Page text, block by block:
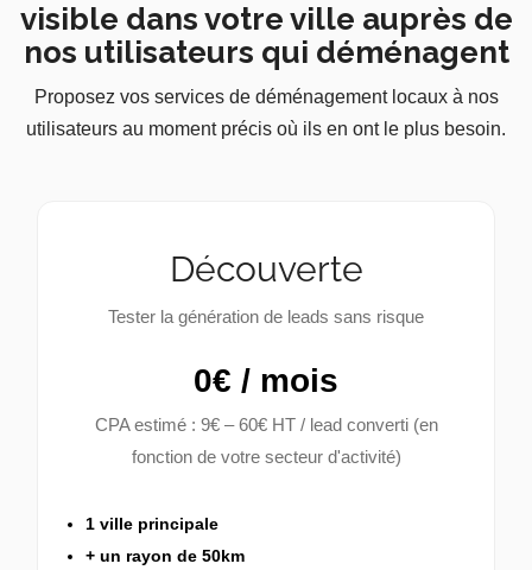
visible dans votre ville auprès de
nos utilisateurs qui déménagent
Proposez vos services de déménagement locaux à nos
utilisateurs au moment précis où ils en ont le plus besoin.
Découverte
Tester la génération de leads sans risque
0€ / mois
CPA estimé : 9€ – 60€ HT / lead converti (en
fonction de votre secteur d'activité)
1 ville principale
+ un rayon de 50km